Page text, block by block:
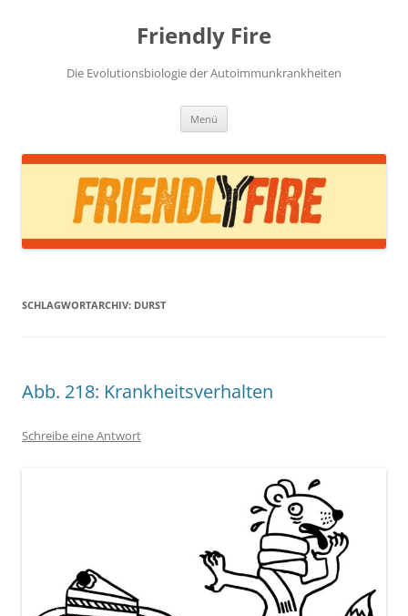
Friendly Fire
Die Evolutionsbiologie der Autoimmunkrankheiten
Menü
SCHLAGWORTARCHIV: DURST
Abb. 218: Krankheitsverhalten
Schreibe eine Antwort